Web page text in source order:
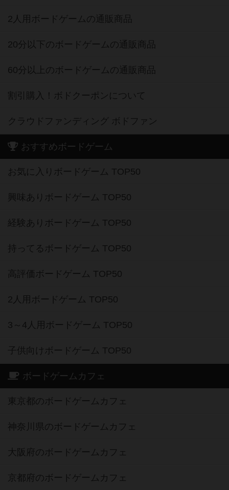
2人用ボードゲームの通販商品
20分以下のボードゲームの通販商品
60分以上のボードゲームの通販商品
割引購入！ボドクーポンについて
クラウドファンディング ボドファン
おすすめボードゲーム
お気に入りボードゲーム TOP50
興味ありボードゲーム TOP50
経験ありボードゲーム TOP50
持ってるボードゲーム TOP50
高評価ボードゲーム TOP50
2人用ボードゲーム TOP50
3～4人用ボードゲーム TOP50
子供向けボードゲーム TOP50
ボードゲームカフェ
東京都のボードゲームカフェ
神奈川県のボードゲームカフェ
大阪府のボードゲームカフェ
京都府のボードゲームカフェ